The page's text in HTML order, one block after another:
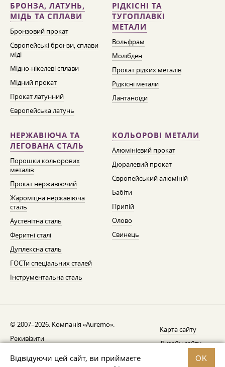
Відвідуючи цей сайт, ви приймаєте
OK
БРОНЗА, ЛАТУНЬ,
МІДЬ ТА СПЛАВИ
Бронзовий прокат
Європейські бронзи, сплави
міді
Мідно-нікелеві сплави
Мідний прокат
Прокат латунний
Європейська латунь
РІДКІСНІ ТА
ТУГОПЛАВКІ
МЕТАЛИ
Вольфрам
Молібден
Прокат рідких металів
Рідкісні метали
Лантаноїди
НЕРЖАВІЮЧА ТА
ЛЕГОВАНА СТАЛЬ
Порошки кольорових
металів
Прокат нержавіючий
Жароміцна нержавіюча
сталь
Аустенітна сталь
Феритні сталі
Дуплексна сталь
ГОСТи спеціальних сталей
Інструментальна сталь
КОЛЬОРОВІ МЕТАЛИ
Алюмінієвий прокат
Дюралевий прокат
Європейський алюміній
Бабіти
Припій
Олово
Свинець
© 2007–2026. Компанія «Auremo».
Рекивізити
Карта сайту
Дизайн сайту —